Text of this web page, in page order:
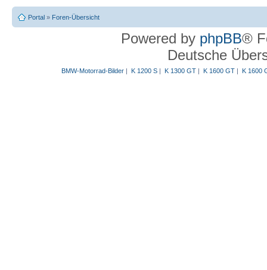
Portal » Foren-Übersicht
Powered by phpBB®
Deutsche
BMW-Motorrad-Bilder| K 1200 S| K 1300 GT| K 1600 GT| K 1600